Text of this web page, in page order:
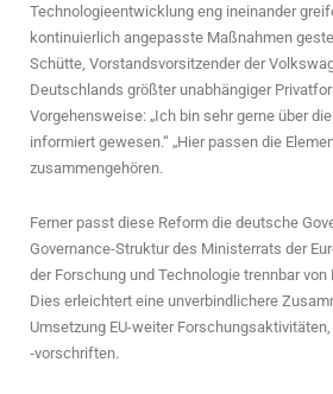
Technologieentwicklung eng ineinander
kontinuierlich angepasste Maßnahmen
Schütte, Vorstandsvorsitzender der
Deutschlands größter unabhängiger
Vorgehensweise: „Ich bin sehr gerne über
informiert gewesen.“ „Hier passen die
zusammengehören.
Ferner passt diese Reform die deutsche
Governance-Struktur des Ministerrats der
der Forschung und Technologie trennbar
Dies erleichtert eine unverbindlichere
Umsetzung EU-weiter Forschungsaktivitäten,
‑vorschriften.